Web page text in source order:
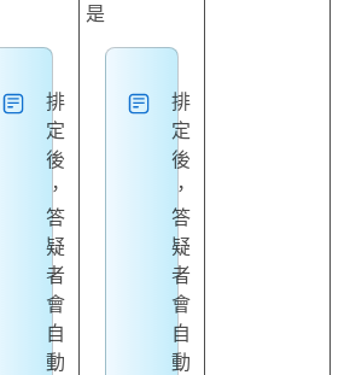
排
定
後
，
答
疑
者
會
自
動
是
排
定
後
，
答
疑
者
會
自
動